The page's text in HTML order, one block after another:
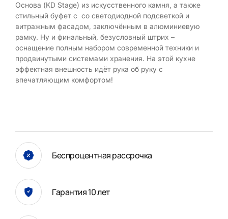
Основа (KD Stage) из искусственного камня, а также
стильный буфет с со светодиодной подсветкой и
витражным фасадом, заключённым в алюминиевую
рамку. Ну и финальный, безусловный штрих –
оснащение полным набором современной техники и
продвинутыми системами хранения. На этой кухне
эффектная внешность идёт рука об руку с
впечатляющим комфортом!
Беспроцентная рассрочка
Гарантия 10 лет